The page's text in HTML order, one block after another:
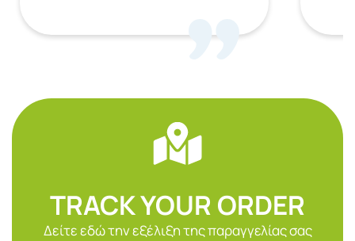
TRACK YOUR ORDER
Δείτε εδώ την εξέλιξη της παραγγελίας σας